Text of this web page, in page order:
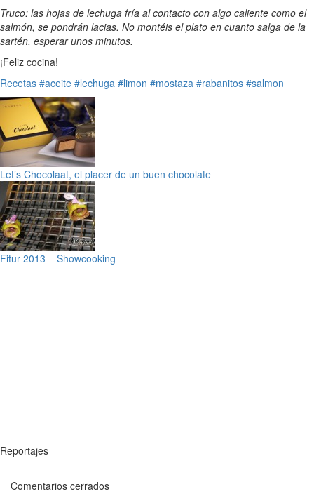
Truco: las hojas de lechuga fría al contacto con algo caliente como el
salmón, se pondrán lacias. No montéis el plato en cuanto salga de la
sartén, esperar unos minutos.
¡Feliz cocina!
Recetas #aceite #lechuga #limon #mostaza #rabanitos #salmon
Let’s Chocolaat, el placer de un buen chocolate
Fitur 2013 – Showcooking
Reportajes
Comentarios cerrados